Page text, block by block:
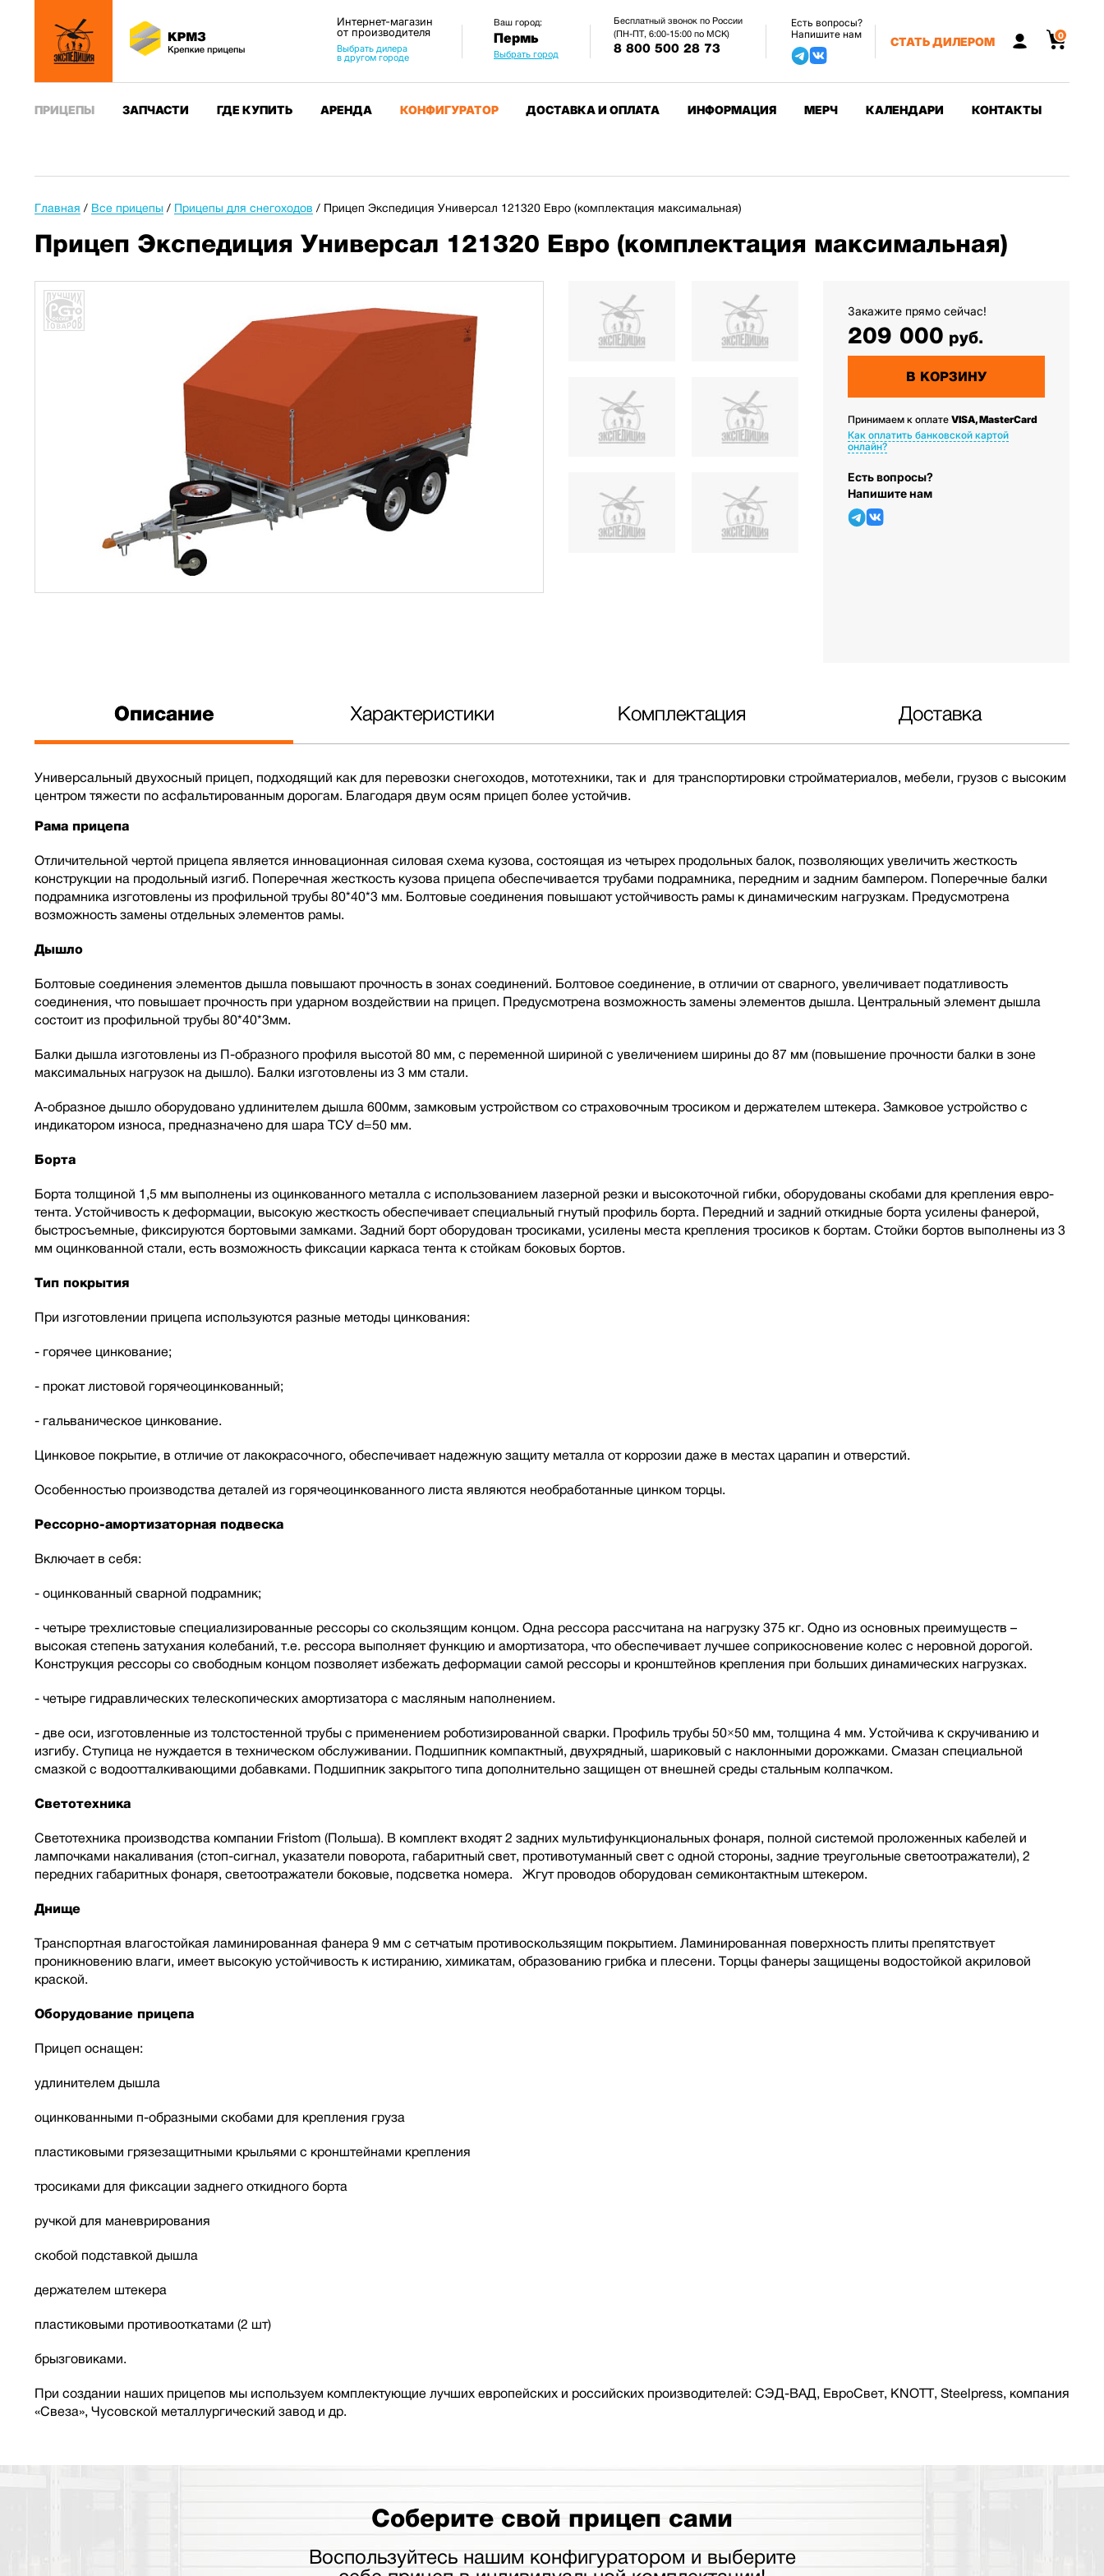
Интернет-магазин
от производителя
Выбрать дилера
в другом городе
Ваш город:
Пермь
Выбрать город
Бесплатный звонок по России
(ПН-ПТ, 6:00-15:00 по МСК)
8 800 500 28 73
Есть вопросы?
Напишите нам
СТАТЬ ДИЛЕРОМ 0
ПРИЦЕПЫ ЗАПЧАСТИ ГДЕ КУПИТЬ АРЕНДА КОНФИГУРАТОР ДОСТАВКА И ОПЛАТА ИНФОРМАЦИЯ МЕРЧ КАЛЕНДАРИ КОНТАКТЫ
Главная / Все прицепы / Прицепы для снегоходов / Прицеп Экспедиция Универсал 121320 Евро (комплектация максимальная)
Прицеп Экспедиция Универсал 121320 Евро (комплектация максимальная)
Закажите прямо сейчас!
209 000 руб.
В КОРЗИНУ
Принимаем к оплате VISA, MasterCard
Как оплатить банковской картой
онлайн?
Есть вопросы?
Напишите нам
Описание Характеристики Комплектация Доставка
Универсальный двухосный прицеп, подходящий как для перевозки снегоходов, мототехники, так и для транспортировки стройматериалов, мебели, грузов с высоким
центром тяжести по асфальтированным дорогам. Благодаря двум осям прицеп более устойчив.
Рама прицепа
Отличительной чертой прицепа является инновационная силовая схема кузова, состоящая из четырех продольных балок, позволяющих увеличить жесткость
конструкции на продольный изгиб. Поперечная жесткость кузова прицепа обеспечивается трубами подрамника, передним и задним бампером. Поперечные балки
подрамника изготовлены из профильной трубы 80*40*3 мм. Болтовые соединения повышают устойчивость рамы к динамическим нагрузкам. Предусмотрена
возможность замены отдельных элементов рамы.
Дышло
Болтовые соединения элементов дышла повышают прочность в зонах соединений. Болтовое соединение, в отличии от сварного, увеличивает податливость
соединения, что повышает прочность при ударном воздействии на прицеп. Предусмотрена возможность замены элементов дышла. Центральный элемент дышла
состоит из профильной трубы 80*40*3мм.
Балки дышла изготовлены из П-образного профиля высотой 80 мм, с переменной шириной с увеличением ширины до 87 мм (повышение прочности балки в зоне
максимальных нагрузок на дышло). Балки изготовлены из 3 мм стали.
А-образное дышло оборудовано удлинителем дышла 600мм, замковым устройством со страховочным тросиком и держателем штекера. Замковое устройство с
индикатором износа, предназначено для шара ТСУ d=50 мм.
Борта
Борта толщиной 1,5 мм выполнены из оцинкованного металла с использованием лазерной резки и высокоточной гибки, оборудованы скобами для крепления евро-
тента. Устойчивость к деформации, высокую жесткость обеспечивает специальный гнутый профиль борта. Передний и задний откидные борта усилены фанерой,
быстросъемные, фиксируются бортовыми замками. Задний борт оборудован тросиками, усилены места крепления тросиков к бортам. Стойки бортов выполнены из 3
мм оцинкованной стали, есть возможность фиксации каркаса тента к стойкам боковых бортов.
Тип покрытия
При изготовлении прицепа используются разные методы цинкования:
- горячее цинкование;
- прокат листовой горячеоцинкованный;
- гальваническое цинкование.
Цинковое покрытие, в отличие от лакокрасочного, обеспечивает надежную защиту металла от коррозии даже в местах царапин и отверстий.
Особенностью производства деталей из горячеоцинкованного листа являются необработанные цинком торцы.
Рессорно-амортизаторная подвеска
Включает в себя:
- оцинкованный сварной подрамник;
- четыре трехлистовые специализированные рессоры со скользящим концом. Одна рессора рассчитана на нагрузку 375 кг. Одно из основных преимуществ –
высокая степень затухания колебаний, т.е. рессора выполняет функцию и амортизатора, что обеспечивает лучшее соприкосновение колес с неровной дорогой.
Конструкция рессоры со свободным концом позволяет избежать деформации самой рессоры и кронштейнов крепления при больших динамических нагрузках.
- четыре гидравлических телескопических амортизатора с масляным наполнением.
- две оси, изготовленные из толстостенной трубы с применением роботизированной сварки. Профиль трубы 50×50 мм, толщина 4 мм. Устойчива к скручиванию и
изгибу. Ступица не нуждается в техническом обслуживании. Подшипник компактный, двухрядный, шариковый с наклонными дорожками. Смазан специальной
смазкой с водоотталкивающими добавками. Подшипник закрытого типа дополнительно защищен от внешней среды стальным колпачком.
Светотехника
Светотехника производства компании Fristom (Польша). В комплект входят 2 задних мультифункциональных фонаря, полной cистемой проложенных кабелей и
лампочками накаливания (стоп-сигнал, указатели поворота, габаритный свет, противотуманный свет с одной стороны, задние треугольные светоотражатели), 2
передних габаритных фонаря, светоотражатели боковые, подсветка номера. Жгут проводов оборудован семиконтактным штекером.
Днище
Транспортная влагостойкая ламинированная фанера 9 мм с сетчатым противоскользящим покрытием. Ламинированная поверхность плиты препятствует
проникновению влаги, имеет высокую устойчивость к истиранию, химикатам, образованию грибка и плесени. Торцы фанеры защищены водостойкой акриловой
краской.
Оборудование прицепа
Прицеп оснащен:
удлинителем дышла
оцинкованными п-образными скобами для крепления груза
пластиковыми грязезащитными крыльями с кронштейнами крепления
тросиками для фиксации заднего откидного борта
ручкой для маневрирования
скобой подставкой дышла
держателем штекера
пластиковыми противооткатами (2 шт)
брызговиками.
При создании наших прицепов мы используем комплектующие лучших европейских и российских производителей: СЭД-ВАД, ЕвроСвет, KNOTT, Steelpress, компания
«Свеза», Чусовской металлургический завод и др.
Соберите свой прицеп сами
Воспользуйтесь нашим конфигуратором и выберите